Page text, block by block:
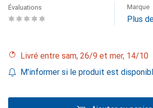
Évaluations Marque
Plus
Livré entre sam, 26/9 et mer, 14/10
M'informer si le produit est